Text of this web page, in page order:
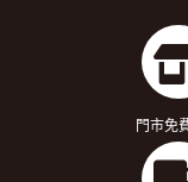
門市免